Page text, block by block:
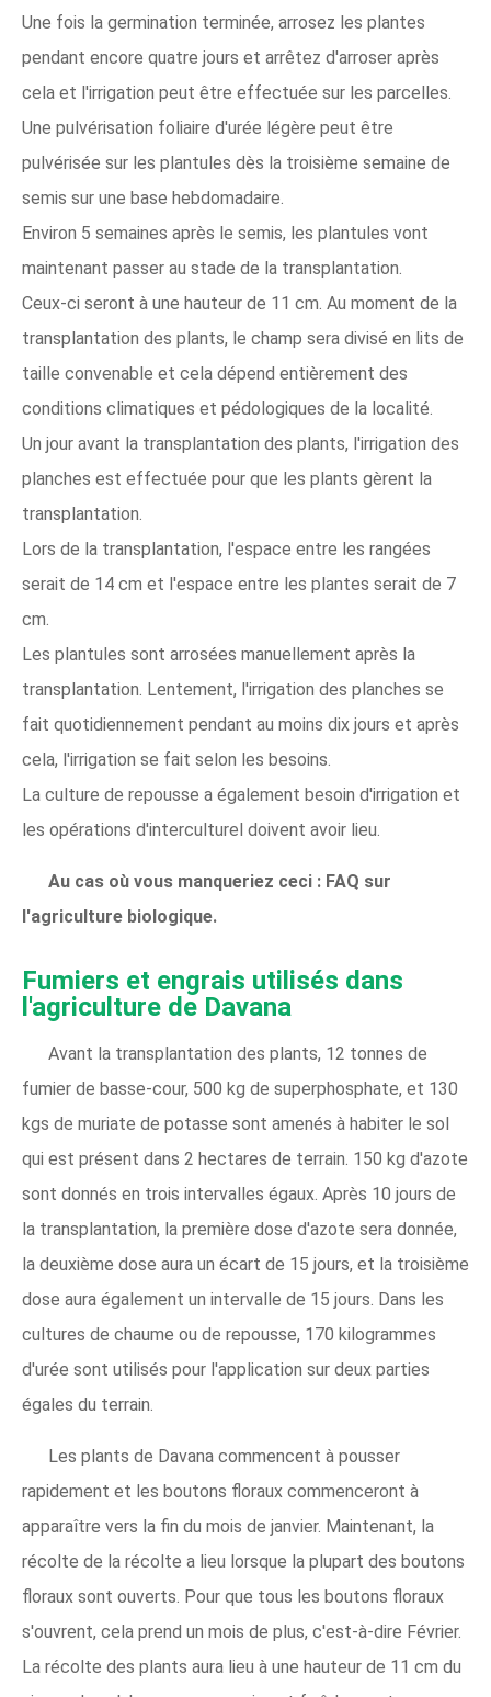
Une fois la germination terminée, arrosez les plantes
pendant encore quatre jours et arrêtez d'arroser après
cela et l'irrigation peut être effectuée sur les parcelles.
Une pulvérisation foliaire d'urée légère peut être
pulvérisée sur les plantules dès la troisième semaine de
semis sur une base hebdomadaire.
Environ 5 semaines après le semis, les plantules vont
maintenant passer au stade de la transplantation.
Ceux-ci seront à une hauteur de 11 cm. Au moment de la
transplantation des plants, le champ sera divisé en lits de
taille convenable et cela dépend entièrement des
conditions climatiques et pédologiques de la localité.
Un jour avant la transplantation des plants, l'irrigation des
planches est effectuée pour que les plants gèrent la
transplantation.
Lors de la transplantation, l'espace entre les rangées
serait de 14 cm et l'espace entre les plantes serait de 7
cm.
Les plantules sont arrosées manuellement après la
transplantation. Lentement, l'irrigation des planches se
fait quotidiennement pendant au moins dix jours et après
cela, l'irrigation se fait selon les besoins.
La culture de repousse a également besoin d'irrigation et
les opérations d'interculturel doivent avoir lieu.
Au cas où vous manqueriez ceci : FAQ sur
l'agriculture biologique.
Fumiers et engrais utilisés dans
l'agriculture de Davana
Avant la transplantation des plants, 12 tonnes de
fumier de basse-cour, 500 kg de superphosphate, et 130
kgs de muriate de potasse sont amenés à habiter le sol
qui est présent dans 2 hectares de terrain. 150 kg d'azote
sont donnés en trois intervalles égaux. Après 10 jours de
la transplantation, la première dose d'azote sera donnée,
la deuxième dose aura un écart de 15 jours, et la troisième
dose aura également un intervalle de 15 jours. Dans les
cultures de chaume ou de repousse, 170 kilogrammes
d'urée sont utilisés pour l'application sur deux parties
égales du terrain.
Les plants de Davana commencent à pousser
rapidement et les boutons floraux commenceront à
apparaître vers la fin du mois de janvier. Maintenant, la
récolte de la récolte a lieu lorsque la plupart des boutons
floraux sont ouverts. Pour que tous les boutons floraux
s'ouvrent, cela prend un mois de plus, c'est-à-dire Février.
La récolte des plants aura lieu à une hauteur de 11 cm du